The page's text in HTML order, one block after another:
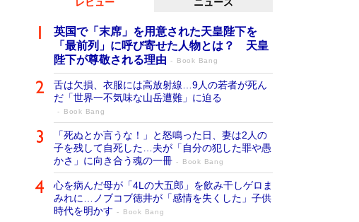
レビュー ニュース
英国で「末席」を用意された天皇陛下を
「最前列」に呼び寄せた人物とは？ 天皇
陛下が尊敬される理由
Book Bang
舌は欠損、衣服には高放射線…9人の若者が死ん
だ「世界一不気味な山岳遭難」に迫る
Book Bang
「死ぬとか言うな！」と怒鳴った日、妻は2人の
子を残して自死した…夫が「自分の犯した罪や愚
かさ」に向き合う魂の一冊
Book Bang
心を病んだ母が「4Lの大五郎」を飲み干しゲロま
みれに…ノブコブ徳井が「感情を失くした」子供
時代を明かす
Book Bang